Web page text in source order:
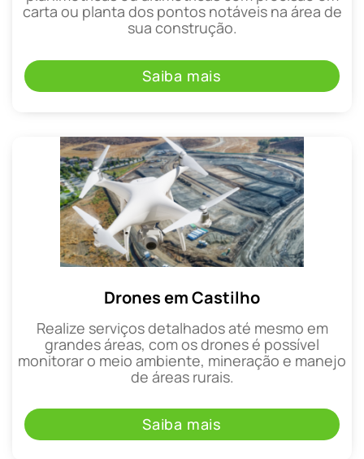
carta ou planta dos pontos notáveis na área de
sua construção.
Saiba mais
Drones em Castilho
Realize serviços detalhados até mesmo em
grandes áreas, com os drones é possível
monitorar o meio ambiente, mineração e manejo
de áreas rurais.
Saiba mais